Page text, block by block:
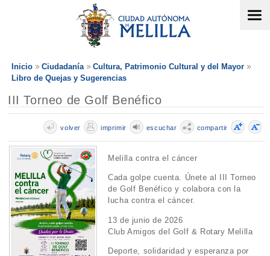
Inicio Ciudadanía
Cultura, Patrimonio Cultural y del Mayor
Libro de Quejas y Sugerencias
III Torneo de Golf Benéfico
compartir
escuchar
imprimir
volver
Melilla contra el cáncer
Cada golpe cuenta. Únete al III Torneo
de Golf Benéfico y colabora con la
lucha contra el cáncer.
13 de junio de 2026
Club Amigos del Golf & Rotary Melilla
Deporte, solidaridad y esperanza por